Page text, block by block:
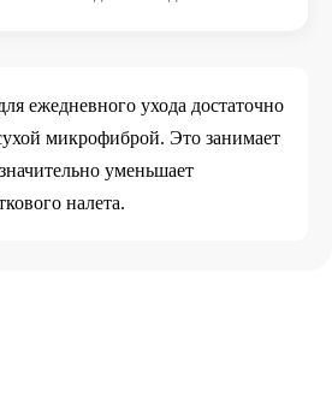
ежедневного ухода достаточно
микрофиброй. Это занимает
уменьшает
налета.